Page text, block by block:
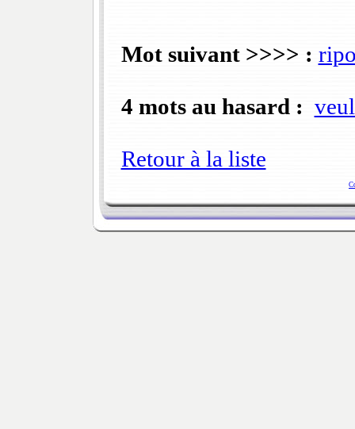
Mot suivant >>>> :
4 mots au hasard :
Retour à la liste